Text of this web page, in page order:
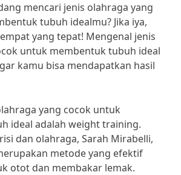
mencari jenis olahraga yang
tubuh idealmu? Jika iya,
yang tepat! Mengenal jenis
untuk membentuk tubuh ideal
kamu bisa mendapatkan hasil
yang cocok untuk
ideal adalah weight training.
dan olahraga, Sarah Mirabelli,
metode yang efektif
otot dan membakar lemak.